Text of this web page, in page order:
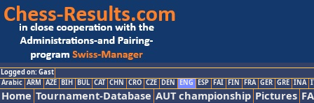
Logged on: Gast
Arabic ARM AZE BIH BUL CAT CHN CRO CZE DEN ENG ESP FAI FIN FRA GER GRE INA
Home Tournament-Database AUT championship Pictures